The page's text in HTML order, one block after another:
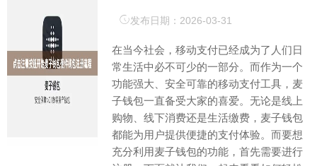
发布日期：2026-03-31
在当今社会，移动支付已经成为了人们日
常生活中必不可少的一部分。而作为一个
功能强大、安全可靠的移动支付工具，麦
子钱包一直备受大家的喜爱。无论是线上
购物、线下消费还是生活缴费，麦子钱包
都能为用户提供便捷的支付体验。而要想
充分利用麦子钱包的功能，首先需要进行